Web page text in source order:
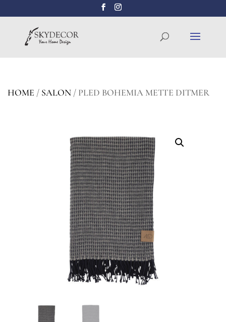
HOME / SALON / PLED BOHEMIA METTE DITMER